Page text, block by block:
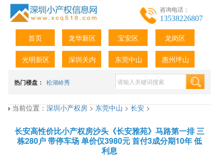
咨询电话：
13538226807
首页 龙华新区 宝安区 龙岗区
光明新区 深圳关内 东莞中山 惠州坪山
热门楼盘： 松湖岭秀
当前位置：深圳小产权房>东莞中山>长安>
长安高性价比小产权房沙头《长安雅苑》马路第一排 三
栋280户 带停车场 单价仅3980元 首付3成分期10年 低
利息